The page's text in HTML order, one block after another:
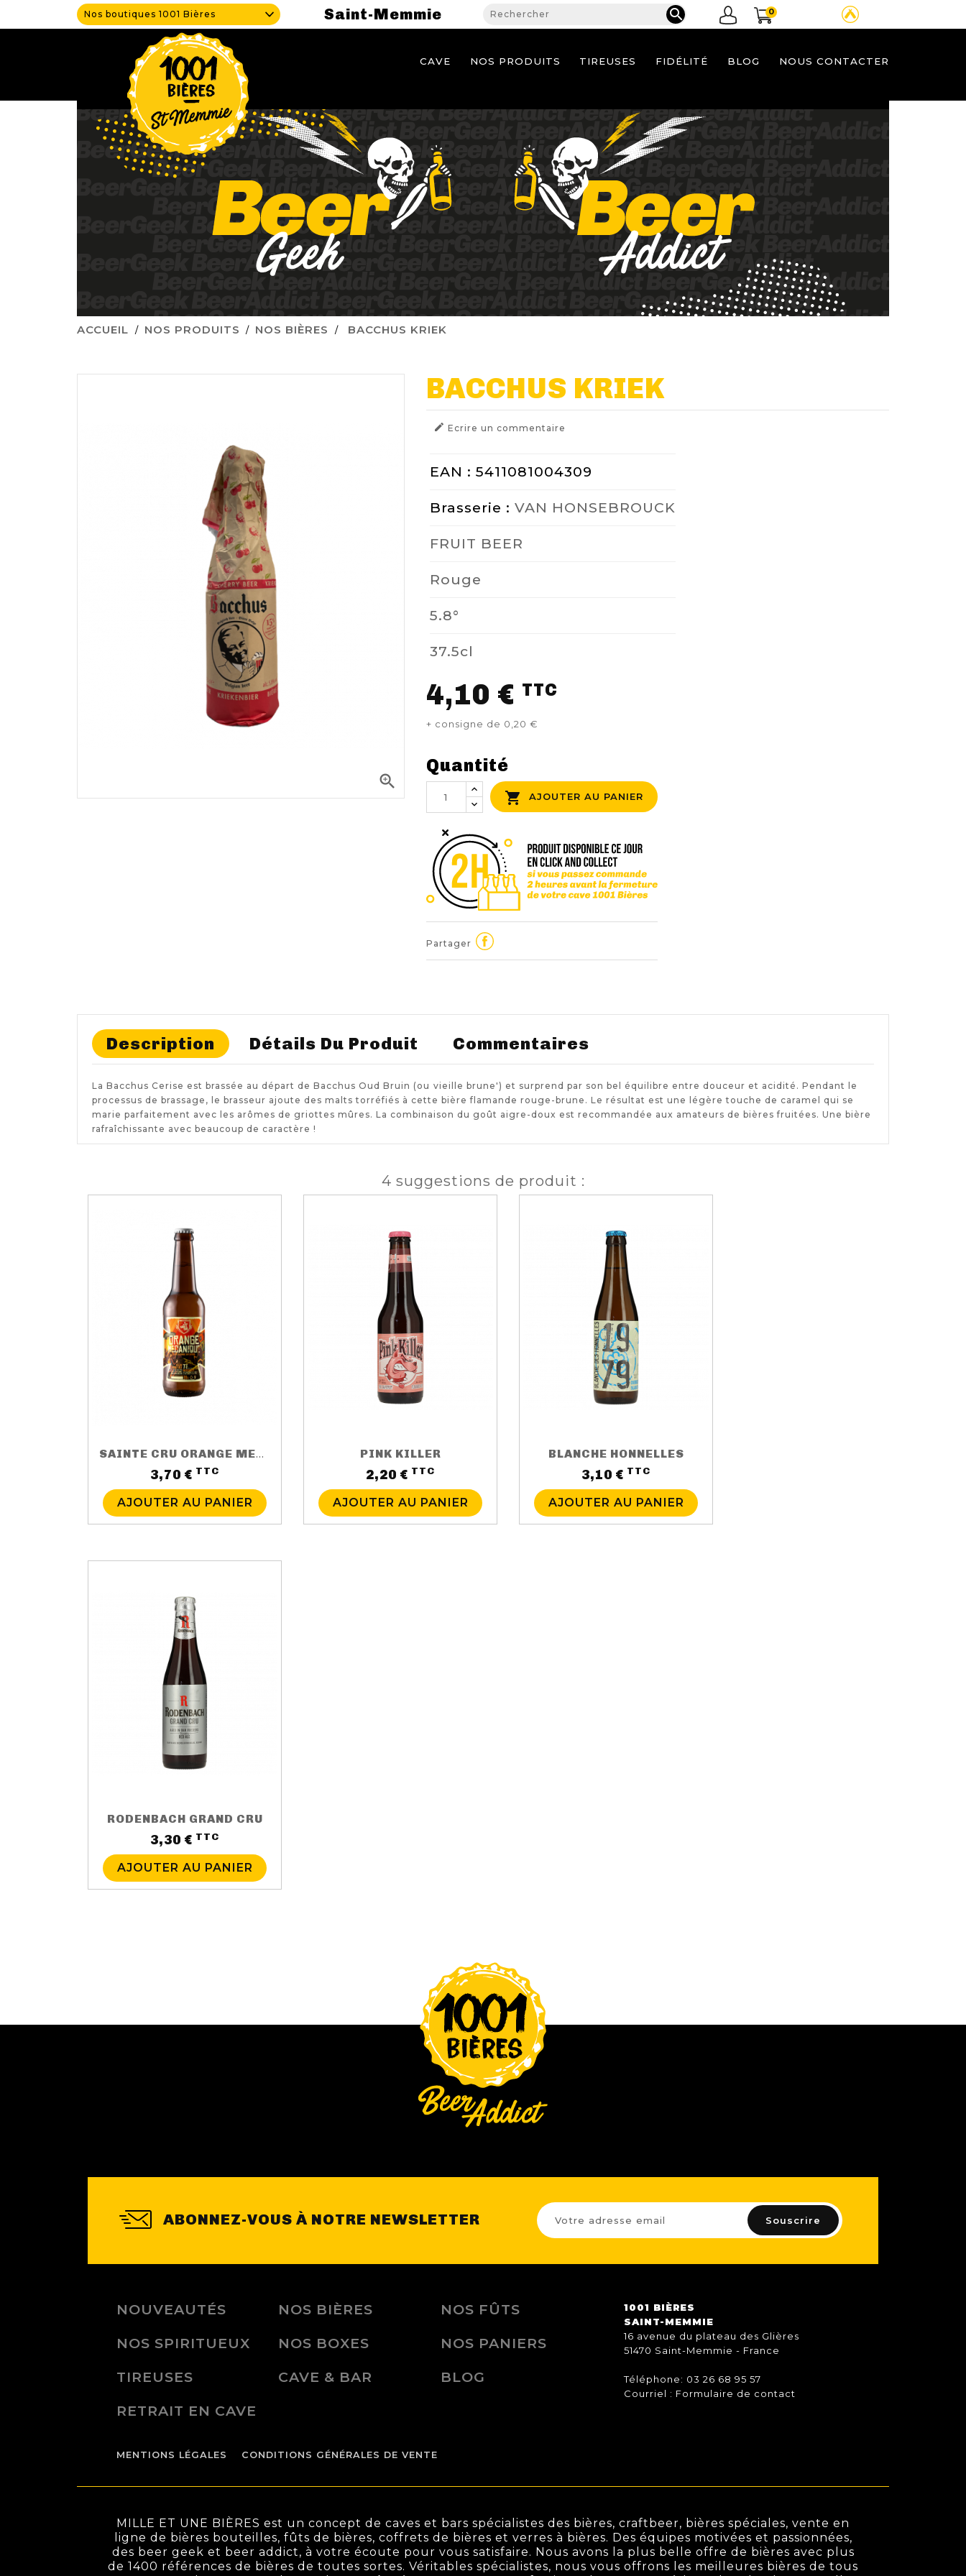
Nos boutiques 1001 Bières Saint-Memmie  0
CAVE NOS PRODUITS TIREUSES FIDÉLITÉ BLOG NOUS CONTACTER
ACCUEIL NOS PRODUITS NOS BIÈRES BACCHUS KRIEK

BACCHUS KRIEK
 Ecrire un commentaire
EAN : 5411081004309
Brasserie : VAN HONSEBROUCK
FRUIT BEER
Rouge
5.8°
37.5cl
4,10 € TTC
+ consigne de 0,20 €
Quantité
 AJOUTER AU PANIER
Partager
Description Détails Du Produit Commentaires
La Bacchus Cerise est brassée au départ de Bacchus Oud Bruin (ou vieille brune') et surprend par son bel équilibre entre douceur et acidité. Pendant le
processus de brassage, le brasseur ajoute des malts torréfiés à cette bière flamande rouge-brune. Le résultat est une légère touche de caramel qui se
marie parfaitement avec les arômes de griottes mûres. La combinaison du goût aigre-doux est recommandée aux amateurs de bières fruitées. Une bière
rafraîchissante avec beaucoup de caractère !
4 suggestions de produit :
SAINTE CRU ORANGE MECANIQUE
3,70 € TTC
AJOUTER AU PANIER
PINK KILLER
2,20 € TTC
AJOUTER AU PANIER
BLANCHE HONNELLES
3,10 € TTC
AJOUTER AU PANIER
RODENBACH GRAND CRU
3,30 € TTC
AJOUTER AU PANIER
ABONNEZ-VOUS À NOTRE NEWSLETTER
NOUVEAUTÉS NOS BIÈRES
NOS FÛTS
NOS SPIRITUEUX
NOS BOXES
NOS PANIERS
TIREUSES
CAVE & BAR
BLOG
RETRAIT EN CAVE
1001 BIÈRES
SAINT-MEMMIE
16 avenue du plateau des Glières
51470 Saint-Memmie - France
Téléphone: 03 26 68 95 57
Courriel : Formulaire de contact
MENTIONS LÉGALES CONDITIONS GÉNÉRALES DE VENTE
MILLE ET UNE BIÈRES est un concept de caves et bars spécialistes des bières, craftbeer, bières spéciales, vente en
ligne de bières bouteilles, fûts de bières, coffrets de bières et verres à bières. Des équipes motivées et passionnées,
des beer geek et beer addict, à votre écoute pour vous satisfaire. Nous avons la plus belle offre de bières avec plus
de 1400 références de bières de toutes sortes. Véritables spécialistes, nous vous offrons les meilleures bières de tous